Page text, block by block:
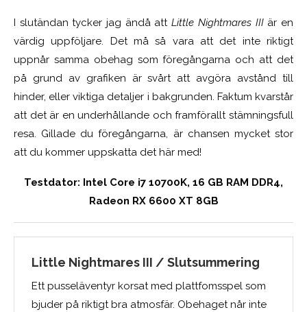
I slutändan tycker jag ändå attLittle Nightmares III är en
värdig uppföljare. Det må så vara att det inte riktigt
uppnår samma obehag som föregångarna och att det
på grund av grafiken är svårt att avgöra avstånd till
hinder, eller viktiga detaljer i bakgrunden. Faktum kvarstår
att det är en underhållande och framförallt stämningsfull
resa. Gillade du föregångarna, är chansen mycket stor
att du kommer uppskatta det här med!
Testdator: Intel Core i7 10700K, 16 GB RAM DDR4,
Radeon RX 6600 XT 8GB
Little Nightmares III / Slutsummering
Ett pusseläventyr korsat med plattfomsspel som
bjuder på riktigt bra atmosfär. Obehaget når inte